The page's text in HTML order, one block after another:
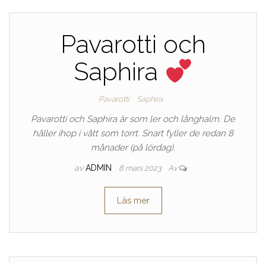
Pavarotti och
Saphira
Pavarotti Saphira
Pavarotti och Saphira är som ler och långhalm. De
håller ihop i vått som torrt. Snart fyller de redan 8
månader (på lördag).
av ADMIN 8 mars 2023 Av
Läs mer